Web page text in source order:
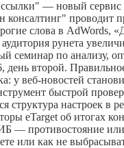
— новый сервис
консалтинг" проводит
слова в AdWords,
рунета
семинар по анализу,
второй.
у веб-новостей
быстрой
структура настроек в
eTarget об итогах
— противостояние или
или как не